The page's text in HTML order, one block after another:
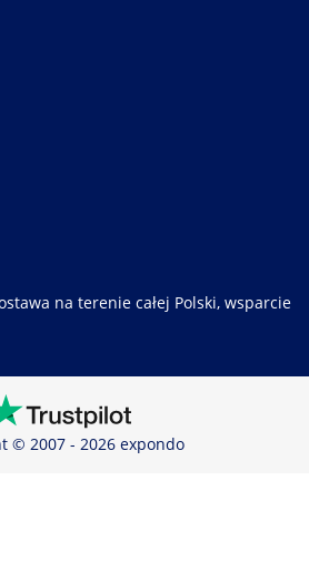
na terenie całej Polski, wsparcie
© 2007 - 2026 expondo